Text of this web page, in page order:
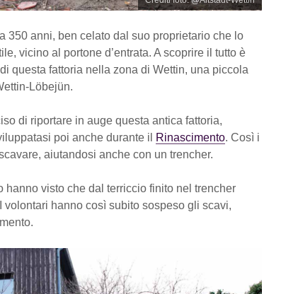
350 anni, ben celato dal suo proprietario che lo
vicino al portone d’entrata. A scoprire il tutto è
questa fattoria nella zona di Wettin, una piccola
Löbejün.
di riportare in auge questa antica fattoria,
poi anche durante il
Rinascimento. Così i
aiutandosi anche con un trencher.
hanno visto che dal terriccio finito nel trencher
volontari hanno così subito sospeso gli scavi,